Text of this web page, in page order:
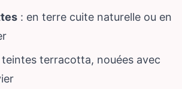
: en terre cuite naturelle ou en
teintes terracotta, nouées avec